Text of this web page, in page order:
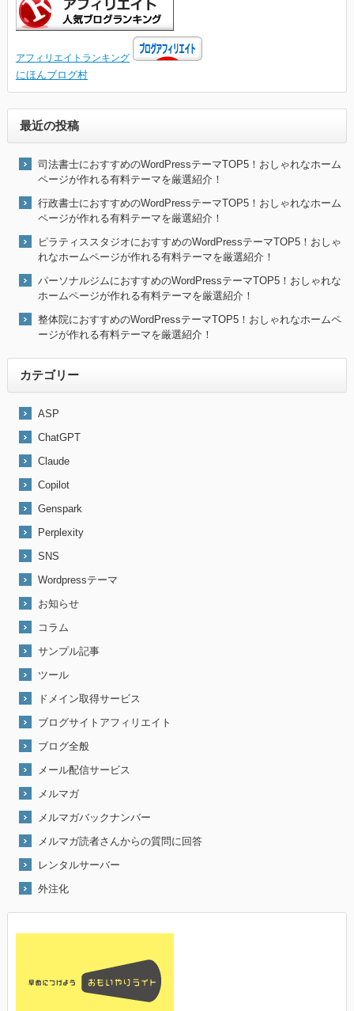
アフィリエイトランキング
にほんブログ村
最近の投稿
司法書士におすすめのWordPressテーマTOP5！おしゃれなホーム
ページが作れる有料テーマを厳選紹介！
行政書士におすすめのWordPressテーマTOP5！おしゃれなホーム
ページが作れる有料テーマを厳選紹介！
ピラティススタジオにおすすめのWordPressテーマTOP5！おしゃ
れなホームページが作れる有料テーマを厳選紹介！
パーソナルジムにおすすめのWordPressテーマTOP5！おしゃれな
ホームページが作れる有料テーマを厳選紹介！
整体院におすすめのWordPressテーマTOP5！おしゃれなホームペ
ージが作れる有料テーマを厳選紹介！
カテゴリー
ASP
ChatGPT
Claude
Copilot
Genspark
Perplexity
SNS
Wordpressテーマ
お知らせ
コラム
サンプル記事
ツール
ドメイン取得サービス
ブログサイトアフィリエイト
ブログ全般
メール配信サービス
メルマガ
メルマガバックナンバー
メルマガ読者さんからの質問に回答
レンタルサーバー
外注化